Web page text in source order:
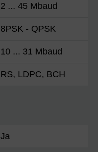
2 ... 45 Mbaud
8PSK - QPSK
10 ... 31 Mbaud
RS, LDPC, BCH
Ja